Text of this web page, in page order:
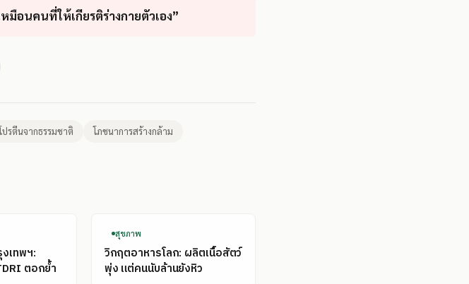
อนคนที่ให้เกียรติร่างกายตัวเอง”
ปรตีนจากธรรมชาติ โภชนาการสร้างกล้าม
เทพฯ:
ตอกย้ำ
สุขภาพ
วิกฤตอาหารโลก: ผลิตเนื้อสัตว์
พุ่ง แต่คนนับล้านยังหิว